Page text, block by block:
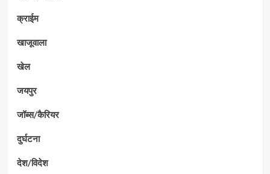
क्राईम
खाजूवाला
खेल
जयपुर
जॉब्स/कैरियर
दुर्घटना
देश/विदेश